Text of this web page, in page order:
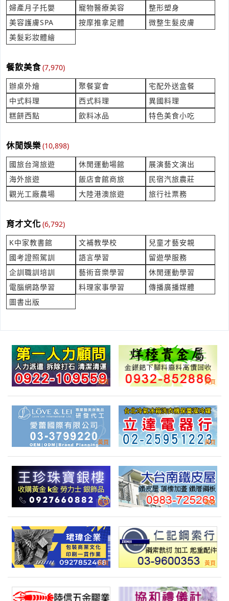
去骨剪刀，手把加厚無鋸齒刀刃鋁合金把手
產業:居家百貨零售
來自:信OO金O 詢價
時間:08/05 14:52
我想詢問彈筒式電熱管
產業:電子電工製造代理
來自:銪OO際OO有OO司 詢價
時間:08/05 14:39
立即報價
***orpwu@yahoo.com.tw
想詢問鹽味毛豆如何購買，謝謝
產業:食材物料配料製造代理
來自:陳OO 詢價
時間:08/05 14:30
立即報價
***g1125@yahoo.com.tw
產業:測量檢測儀器製造代理
來自:許OO 詢價
時間:08/05 14:24
立即報價
***88882000@gmail.com
太平洋IV線14mm
產業:電子電工製造代理
來自:子OO動OO業O 詢價
時間:08/05 14:19
產業:塑料塗料橡膠
來自:春OO業OO公O 詢價
時間:08/05 14:14
立即報價
***ly@wellspring.com.tw
碳粉夾估價單費用
產業:辦公事務維修租賃買賣
來自:國OO興OO 詢價
時間:08/05 13:59
立即報價
***m91129@gmail.com
請問貴公司有T-PIECE
產業:醫療設備器材製造代理
來自:豐OO器OO公O 詢價
時間:08/05 13:54
立即報價
***y@fengju.com.tw
分厘卡&游標卡尺
產業:眼鏡光儀
來自:台OO子OO股OO限OO 詢價
時間:08/05 13:51
立即報價
***ne.luo@mail.emctw.com
婦產月子托嬰 寵物醫療美容
整形塑身
美容護膚SPA
按摩推拿足體
微整生髮皮膚
美髮彩妝體繪
餐飲美食(7,970)
辦桌外燴
聚餐宴會
宅配外送盒餐
中式料理
西式料理
異國料理
糕餅西點
飲料冰品 特色美食小吃
休閒娛樂(10,898)
國旅台灣旅遊
休閒運動場館
展演藝文演出
海外旅遊
飯店會館商旅
民宿汽旅農莊
觀光工廠農場
大陸港澳旅遊 旅行社票務
育才文化(6,792)
K中家教書館
文補教學校
兒童才藝安親
國考證照駕訓
語言學習
留遊學服務
企訓職訓培訓
藝術音樂學習
休閒運動學習
電腦網路學習
料理家事學習
傳播廣播媒體
圖書出版